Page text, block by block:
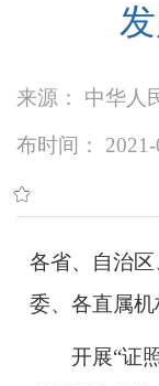
来源： 中华人
布时间： 2021-
各省、自治
委、各直属机
开展“证